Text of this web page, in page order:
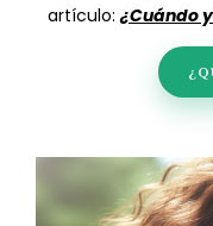
artículo:¿Cuándo